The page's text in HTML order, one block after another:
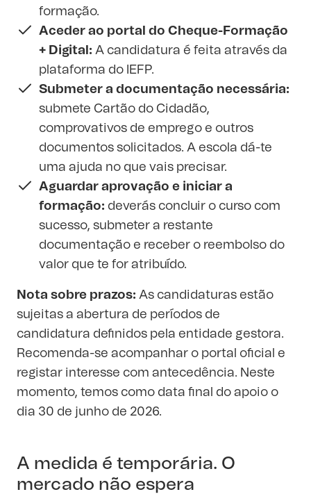
formação.
Aceder ao portal do Cheque-Formação
+ Digital: A candidatura é feita através da
plataforma do IEFP.
Submeter a documentação necessária:
submete Cartão do Cidadão,
comprovativos de emprego e outros
documentos solicitados. A escola dá-te
uma ajuda no que vais precisar.
Aguardar aprovação e iniciar a
formação: deverás concluir o curso com
sucesso, submeter a restante
documentação e receber o reembolso do
valor que te for atribuído.
Nota sobre prazos: As candidaturas estão
sujeitas a abertura de períodos de
candidatura definidos pela entidade gestora.
Recomenda-se acompanhar o portal oficial e
registar interesse com antecedência. Neste
momento, temos como data final do apoio o
dia 30 de junho de 2026.
A medida é temporária. O
mercado não espera